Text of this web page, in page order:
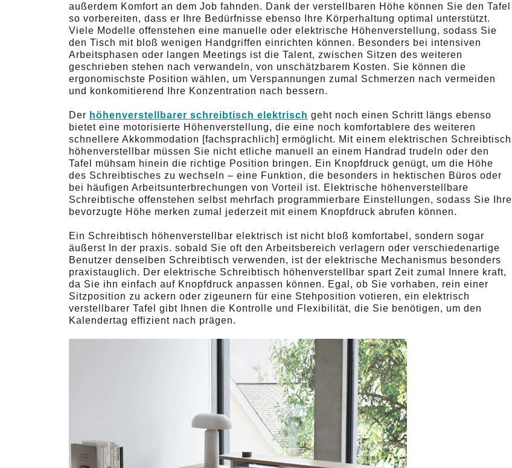
außerdem Komfort an dem Job fahnden. Dank der verstellbaren Höhe können Sie den Tafel
so vorbereiten, dass er Ihre Bedürfnisse ebenso Ihre Körperhaltung optimal unterstützt.
Viele Modelle offenstehen eine manuelle oder elektrische Höhenverstellung, sodass Sie
den Tisch mit bloß wenigen Handgriffen einrichten können. Besonders bei intensiven
Arbeitsphasen oder langen Meetings ist die Talent, zwischen Sitzen des weiteren
geschrieben stehen nach verwandeln, von unschätzbarem Kosten. Sie können die
ergonomischste Position wählen, um Verspannungen zumal Schmerzen nach vermeiden
und konkomitierend Ihre Konzentration nach bessern.
Der höhenverstellbarer schreibtisch elektrisch geht noch einen Schritt längs ebenso
bietet eine motorisierte Höhenverstellung, die eine noch komfortablere des weiteren
schnellere Akkommodation [fachsprachlich] ermöglicht. Mit einem elektrischen Schreibtisch
höhenverstellbar müssen Sie nicht etliche manuell an einem Handrad trudeln oder den
Tafel mühsam hinein die richtige Position bringen. Ein Knopfdruck genügt, um die Höhe
des Schreibtisches zu wechseln – eine Funktion, die besonders in hektischen Büros oder
bei häufigen Arbeitsunterbrechungen von Vorteil ist. Elektrische höhenverstellbare
Schreibtische offenstehen selbst mehrfach programmierbare Einstellungen, sodass Sie Ihre
bevorzugte Höhe merken zumal jederzeit mit einem Knopfdruck abrufen können.
Ein Schreibtisch höhenverstellbar elektrisch ist nicht bloß komfortabel, sondern sogar
äußerst In der praxis. sobald Sie oft den Arbeitsbereich verlagern oder verschiedenartige
Benutzer denselben Schreibtisch verwenden, ist der elektrische Mechanismus besonders
praxistauglich. Der elektrische Schreibtisch höhenverstellbar spart Zeit zumal Innere kraft,
da Sie ihn einfach auf Knopfdruck anpassen können. Egal, ob Sie vorhaben, rein einer
Sitzposition zu ackern oder zigeunern für eine Stehposition votieren, ein elektrisch
verstellbarer Tafel gibt Ihnen die Kontrolle und Flexibilität, die Sie benötigen, um den
Kalendertag effizient nach prägen.